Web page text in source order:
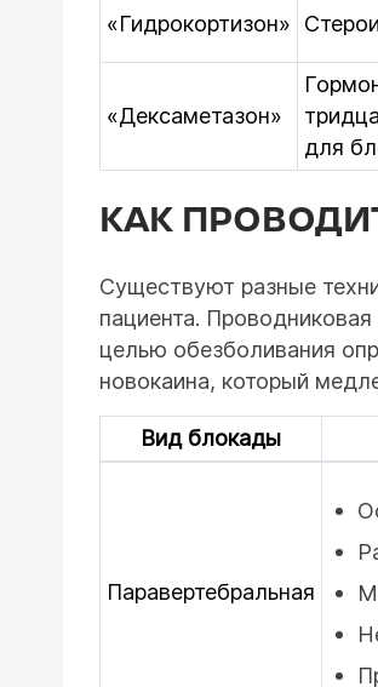
«Гидрокортизон»
«Дексаметазон»
для
КАК
Существуют разные
пациента.
целью обезболивания
новокаина, который
Вид блокады
Паравертебральная